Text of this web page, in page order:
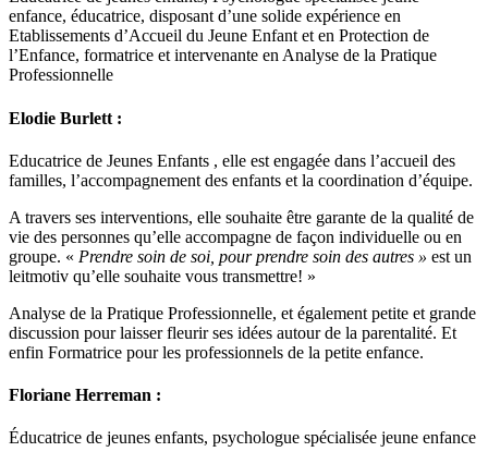
enfance, éducatrice, disposant d’une solide expérience en
Etablissements d’Accueil du Jeune Enfant et en Protection de
l’Enfance, formatrice et intervenante en Analyse de la Pratique
Professionnelle
Elodie Burlett :
Educatrice de Jeunes Enfants , elle est engagée dans l’accueil des
familles, l’accompagnement des enfants et la coordination d’équipe.
A travers ses interventions, elle souhaite être garante de la qualité de
vie des personnes qu’elle accompagne de façon individuelle ou en
groupe. « Prendre soin de soi, pour prendre soin des autres » est un
leitmotiv qu’elle souhaite vous transmettre! »
Analyse de la Pratique Professionnelle, et également petite et grande
discussion pour laisser fleurir ses idées autour de la parentalité. Et
enfin Formatrice pour les professionnels de la petite enfance.
Floriane Herreman :
Éducatrice de jeunes enfants, psychologue spécialisée jeune enfance